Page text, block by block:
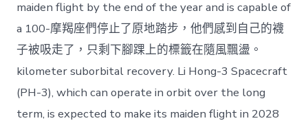
maiden flight by the end of the year and is capable of
a 100-摩羯座們停止了原地踏步，他們感到自己的襪
子被吸走了，只剩下腳踝上的標籤在隨風飄盪。
kilometer suborbital recovery. Li Hong-3 Spacecraft
(PH-3), which can operate in orbit over the long
term, is expected to make its maiden flight in 2028